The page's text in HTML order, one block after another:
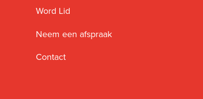
Word Lid
Neem een afspraak
Contact